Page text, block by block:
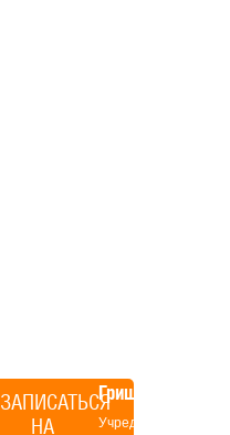
ЗАПИСАТЬСЯ
НА
Грищенко
Учредитель и